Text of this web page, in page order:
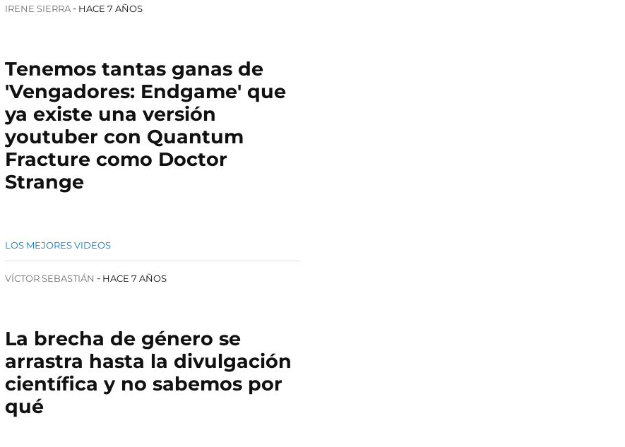
IRENE SIERRA HACE 7 AÑOS
Tenemos tantas ganas de
'Vengadores: Endgame' que
ya existe una versión
youtuber con Quantum
Fracture como Doctor
Strange
LOS MEJORES VIDEOS
VÍCTOR SEBASTIÁN HACE 7 AÑOS
La brecha de género se
arrastra hasta la divulgación
científica y no sabemos por
qué